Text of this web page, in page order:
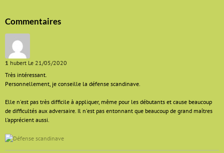
Commentaires
1 hubert Le 21/05/2020
Très intéressant.
Personnellement, je conseille la défense scandinave.
Elle n'est pas très difficile à appliquer, même pour les débutants et cause beaucoup
de difficultés aux adversaire. Il n'est pas entonnant que beaucoup de grand maîtres
l’apprécient aussi.